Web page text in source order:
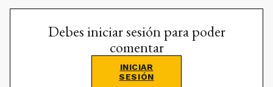
Debes iniciar sesión para poder
comentar
INICIAR
SESIÓN